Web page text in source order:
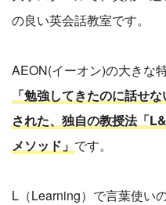
の良い英会話教室です。
AEON(イーオン)の大きな特
「勉強してきたのに話せ
された、独自の教授法「
メソッド」 です。
L（Learning）で言葉使い